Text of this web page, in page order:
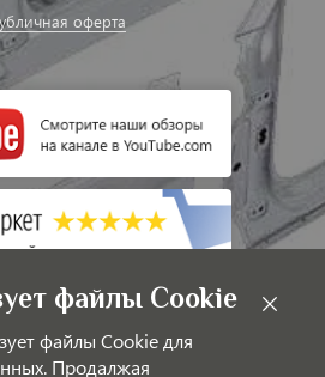
оферта
файлы Cookie
файлы Cookie для
Продалжая